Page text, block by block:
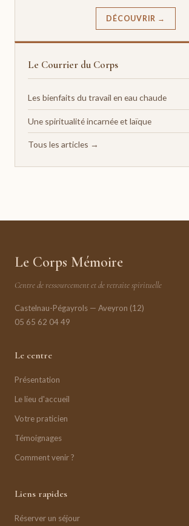
DÉCOUVRIR →
Le Courrier du Corps
Les bienfaits du travail en eau chaude
Une spiritualité incarnée et laïque
Tous les articles →
Le Corps Mémoire
Centre de ressourcement et de retraite spirituelle
Castelnau-Pégayrols — Aveyron (12)
05 65 62 04 49
Le centre
Présentation
Le lieu d'accueil
Votre praticien
Témoignages
Comment venir ?
Liens rapides
Réserver un séjour